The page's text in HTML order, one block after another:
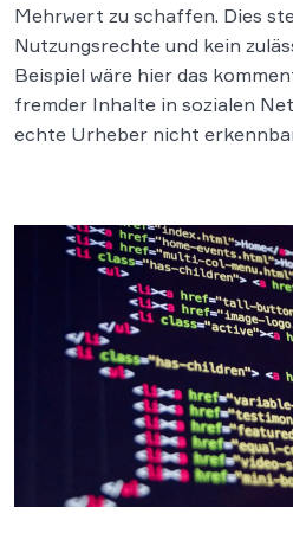
Mehrwert zu schaffen. Dies
Nutzungsrechte und kein
Beispiel wäre hier das
fremder Inhalte in sozialen
echte Urheber nicht